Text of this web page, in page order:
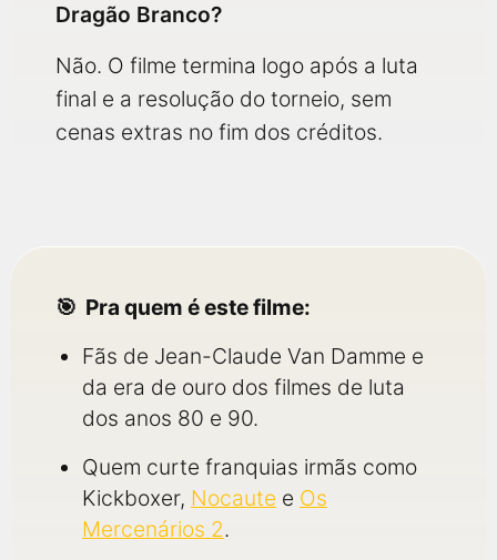
Dragão Branco?
Não. O filme termina logo após a luta
final e a resolução do torneio, sem
cenas extras no fim dos créditos.
Pra quem é este filme:
Fãs de Jean-Claude Van Damme e
da era de ouro dos filmes de luta
dos anos 80 e 90.
Quem curte franquias irmãs como
Kickboxer, Nocaute e Os
Mercenários 2.